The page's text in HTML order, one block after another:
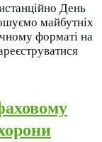
День
майбутніх
форматі на